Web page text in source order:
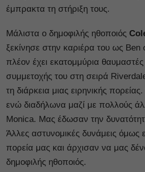
έμπρακτα τη στήριξη τους.
Μάλιστα ο δημοφιλής ηθοποιός
ξεκίνησε στην καριέρα του ως Ben
πλέον έχει εκατομμύρια
συμμετοχής του στη σειρά
τη διάρκεια μιας ειρηνικής
ενώ διαδήλωνα μαζί με πολλούς
Monica. Μας έδωσαν την
Άλλες αστυνομικές δυνάμεις όμως
πορεία μας και άρχισαν να μας
δημοφιλής ηθοποιός.